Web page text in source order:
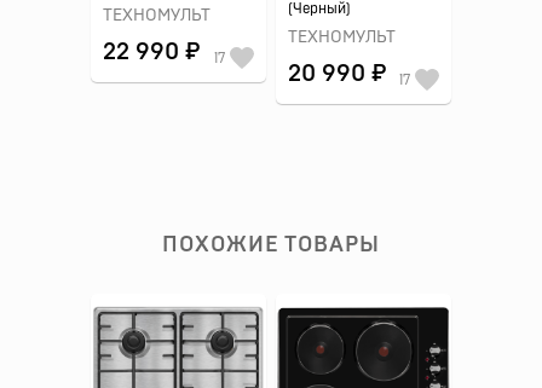
ТЕХНОМУЛЬТ
22 990 ₽ 17
(Черный)
ТЕХНОМУЛЬТ
20 990 ₽ 17
ПОХОЖИЕ ТОВАРЫ